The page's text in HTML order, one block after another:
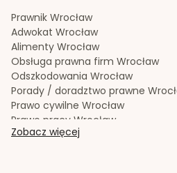
Sporządzanie testamentów
Upadłość konsumencka
Windykacja należności
Zachowek Warszawa
Zakładanie i rejestracja spółek
Prawnik Wrocław
Adwokat Wrocław
Alimenty Wrocław
Obsługa prawna firm Wrocław
Odszkodowania Wrocław
Porady / doradztwo prawne
Prawo cywilne Wrocław
Prawo pracy Wrocław
Prawo spadkowe
Zobacz więcej